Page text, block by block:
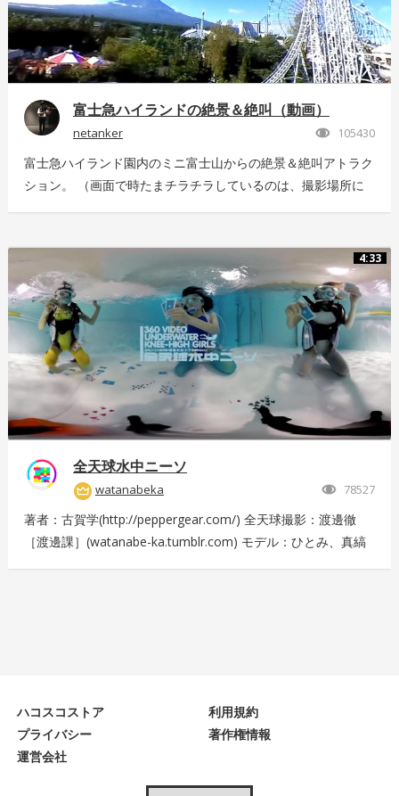
富士急ハイランドの絶景＆絶叫（動画）
netanker 105430
富士急ハイランド園内のミニ富士山からの絶景＆絶叫アトラク
ション。 （画面で時たまチラチラしているのは、撮影場所に
4125-4c14-9883-5751e4eaac33 後日外周を回っている「ドド
ンパ」が「ド・ドドンパ」に変わりました。リニューアル後に
再撮影した映像はこちら
https://store.hacosco.com/movies/4fcb52df-b1c8-41ba-
9e69-c14eef62ea6b
4:33
全天球水中ニーソ
watanabeka 78527
著者：古賀学(http://peppergear.com/) 全天球撮影：渡邊徹
［渡邊課］(watanabe-ka.tumblr.com) モデル：ひとみ、真縞
ハコスコストア
利用規約
プライバシー
著作権情報
運営会社